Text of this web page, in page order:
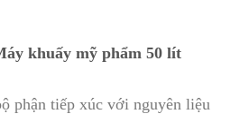
khuấy mỹ phẩm 50 lít
phận tiếp xúc với nguyên liệu